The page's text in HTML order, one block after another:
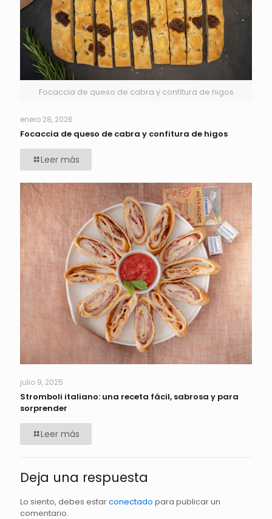
Focaccia de queso de cabra y confitura de higos
enero 28, 2026
Focaccia de queso de cabra y confitura de higos
Leer más
julio 9, 2025
Stromboli italiano: una receta fácil, sabrosa y para
sorprender
Leer más
Deja una respuesta
Lo siento, debes estarconectado para publicar un
comentario.